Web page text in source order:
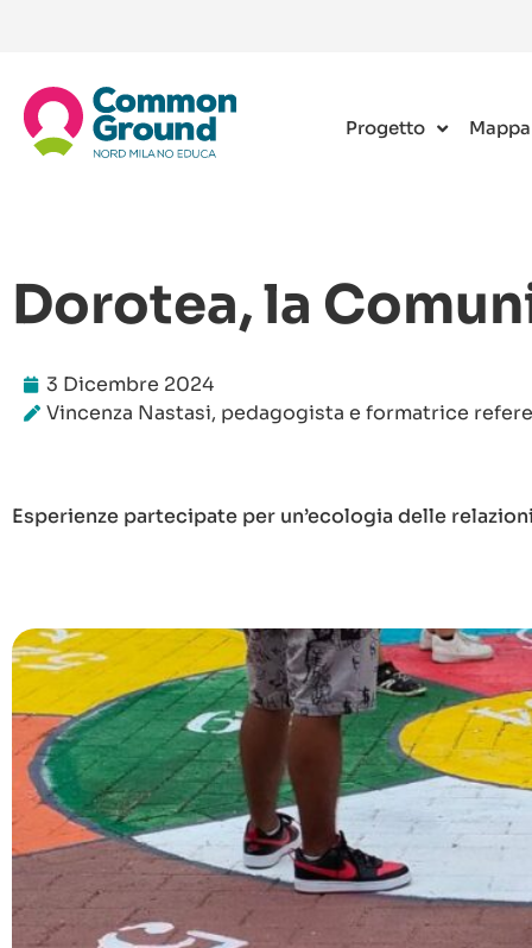
Progetto Mappa
Dorotea, la
3 Dicembre 2024
Vincenza Nastasi, pedagogista e formatrice
Esperienze partecipate per un’ecologia delle